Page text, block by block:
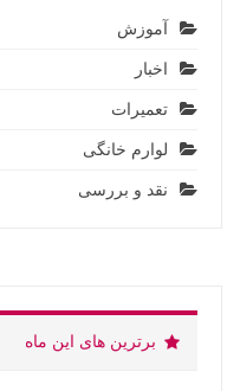
آموزش
اخبار
تعمیرات
لوارم خانگی
نقد و بررسی
برترین های این ماه